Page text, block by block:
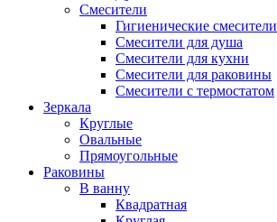
Смесители
Гигиенические смесители
Смесители для душа
Смесители для кухни
Смесители для раковины
Смесители с термостатом
Зеркала
Круглые
Овальные
Прямоугольные
Раковины
В ванну
Квадратная